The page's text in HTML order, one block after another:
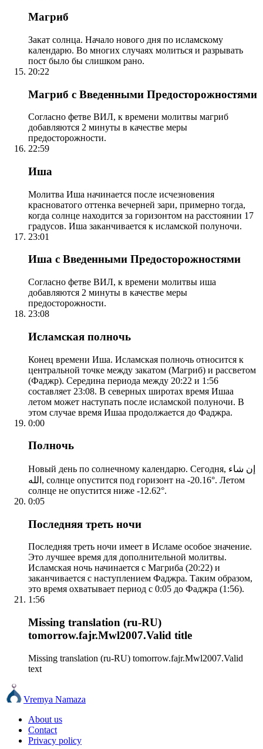
Магриб
Закат солнца. Начало нового дня по исламскому
календарю. Во многих случаях молиться и разрывать
пост было бы слишком рано.
20:22
Магриб с Введенными Предосторожностями
Согласно фетве ВИЛ, к времени молитвы магриб
добавляются 2 минуты в качестве меры
предосторожности.
22:59
Иша
Молитва Иша начинается после исчезновения
красноватого оттенка вечерней зари, примерно тогда,
когда солнце находится за горизонтом на расстоянии 17
градусов. Иша заканчивается к исламской полуночи.
23:01
Иша с Введенными Предосторожностями
Согласно фетве ВИЛ, к времени молитвы иша
добавляются 2 минуты в качестве меры
предосторожности.
23:08
Исламская полночь
Конец времени Иша. Исламская полночь относится к
центральной точке между закатом (Магриб) и рассветом
(Фаджр). Середина периода между 20:22 и 1:56
составляет 23:08. В северных широтах время Ишаа
летом может наступать после исламской полуночи. В
этом случае время Ишаа продолжается до Фаджра.
0:00
Полночь
Новый день по солнечному календарю. Сегодня, إن شاء
الله, солнце опустится под горизонт на -20.16°. Летом
солнце не опустится ниже -12.62°.
0:05
Последняя треть ночи
Последняя треть ночи имеет в Исламе особое значение.
Это лучшее время для дополнительной молитвы.
Исламская ночь начинается с Магриба (20:22) и
заканчивается с наступлением Фаджра. Таким образом,
это время охватывает период с 0:05 до Фаджра (1:56).
1:56
Missing translation (ru-RU)
tomorrow.fajr.Mwl2007.Valid title
Missing translation (ru-RU) tomorrow.fajr.Mwl2007.Valid
text
Vremya Namaza
About us
Contact
Privacy policy